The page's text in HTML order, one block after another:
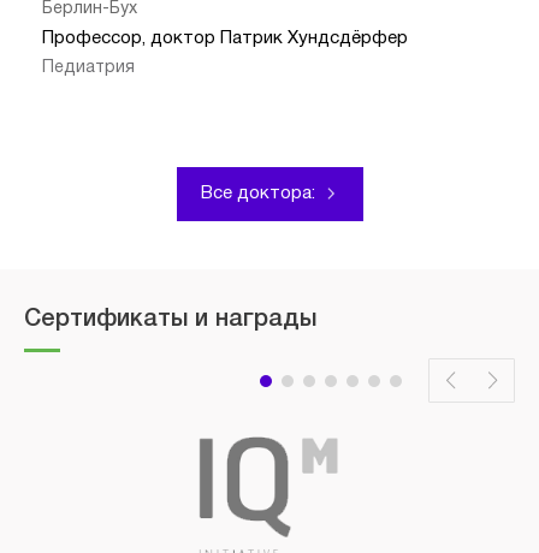
Берлин-Бух
Профессор, доктор Патрик Хундсдёрфер
Педиатрия
Все доктора:
Сертификаты и награды